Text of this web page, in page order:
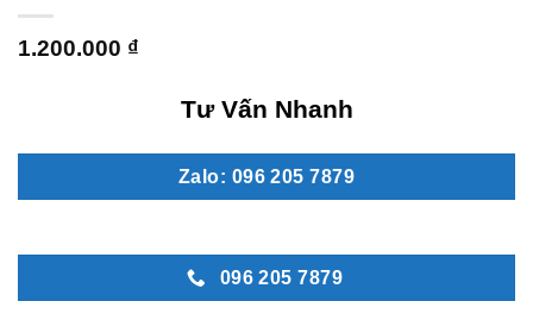
1.200.000 ₫
Tư Vấn Nhanh
Zalo: 096 205 7879
096 205 7879